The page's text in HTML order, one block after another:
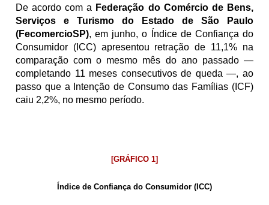
Prêmio de Sustentabilidade
Conselho de Serviços
Conselho de Relações Internacionais
Conselho de Sustentabilidade
Conselho de Comércio Eletrônico
De acordo com a Federação do Comércio de Bens,
Serviços e Turismo do Estado de São Paulo
(FecomercioSP), em junho, o Índice de Confiança do
Consumidor (ICC) apresentou retração de 11,1% na
comparação com o mesmo mês do ano passado —
completando 11 meses consecutivos de queda —, ao
passo que a Intenção de Consumo das Famílias (ICF)
caiu 2,2%, no mesmo período.
[GRÁFICO 1]
Índice de Confiança do Consumidor (ICC)